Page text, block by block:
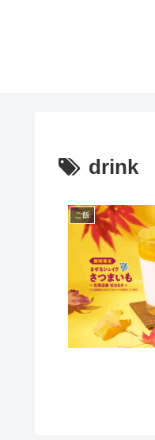
drink
ご飯